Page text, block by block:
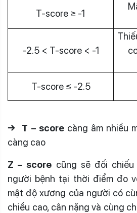
T-score ≥ -1
-2.5 < T-score < -1
T-score ≤ -2.5
→ T – score càng âm nhiều
càng cao
Z – score cũng sẽ đối
người bệnh tại thời điểm đo
mật độ xương của người có
chiều cao, cân nặng và cùng